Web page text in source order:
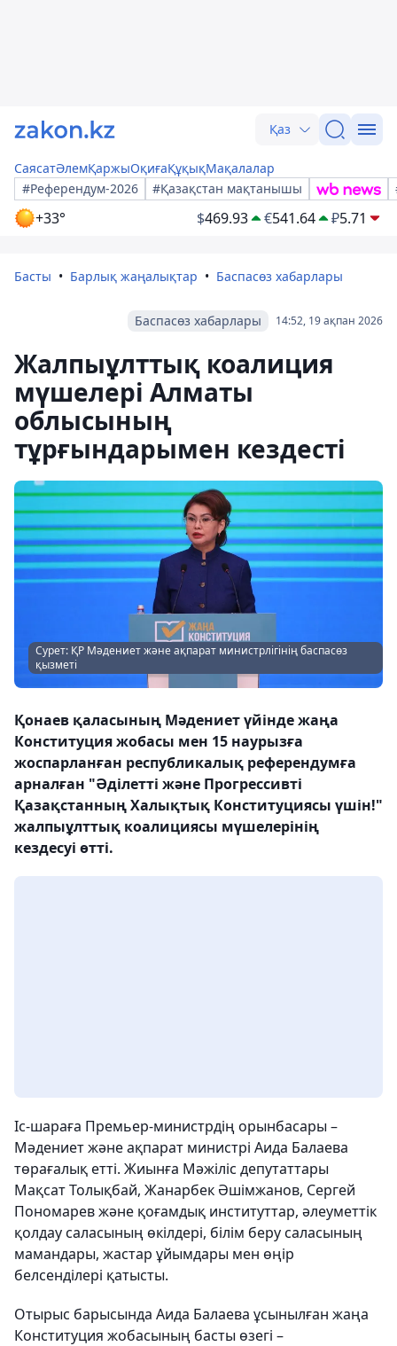
Қаз
СаясатӘлемҚаржыОқиғаҚұқықМақалалар
#Референдум-2026
#Қазақстан мақтанышы
+33° $469.93 €541.64 ₽5.71
Басты Барлық жаңалықтар Баспасөз хабарлары
14:52, 19 ақпан 2026
Баспасөз хабарлары
Жалпыұлттық коалиция
мүшелері Алматы
облысының
тұрғындарымен кездесті
Сурет: ҚР Мәдениет және ақпарат министрлігінің баспасөз
қызметі
Қонаев қаласының Мәдениет үйінде жаңа
Конституция жобасы мен 15 наурызға
жоспарланған республикалық референдумға
арналған "Әділетті және Прогрессивті
Қазақстанның Халықтық Конституциясы үшін!"
жалпыұлттық коалициясы мүшелерінің
кездесуі өтті.
Іс-шараға Премьер-министрдің орынбасары –
Мәдениет және ақпарат министрі Аида Балаева
төрағалық етті. Жиынға Мәжіліс депутаттары
Мақсат Толықбай, Жанарбек Әшімжанов, Сергей
Пономарев және қоғамдық институттар, әлеуметтік
қолдау саласының өкілдері, білім беру саласының
мамандары, жастар ұйымдары мен өңір
белсенділері қатысты.
Отырыс барысында Аида Балаева ұсынылған жаңа
Конституция жобасының басты өзегі –